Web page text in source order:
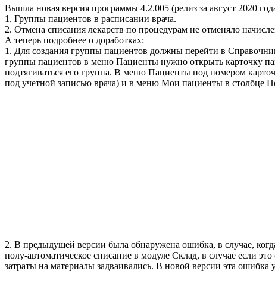
Вышла новая версия программы 4.2.005 (релиз за август 2020
1. Группы пациентов в расписании врача.
2. Отмена списания лекарств по процедурам не отменяло
А теперь подробнее о доработках:
1. Для создания группы пациентов должны перейти в
группы пациентов в меню Пациенты нужно открыть карточку
подтягиваться его группа. В меню Пациенты под номером
под учетной записью врача) и в меню Мои пациенты в столбце
2. В предыдущей версии была обнаружена ошибка, в случае,
полу-автоматическое списание в модуле Склад, в случае если
затраты на материалы задваивались. В новой версии эта ошибка